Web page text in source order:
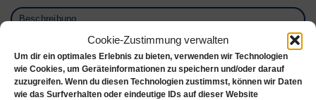
Cookie-Zustimmung verwalten
Um dir ein optimales Erlebnis zu bieten, verwenden wir Technologien
wie Cookies, um Geräteinformationen zu speichern und/oder darauf
zuzugreifen. Wenn du diesen Technologien zustimmst, können wir Daten
wie das Surfverhalten oder eindeutige IDs auf dieser Website
Beschreibung
Zusätzliche Informationen
Doublé 24K vergoldete Spaltringe